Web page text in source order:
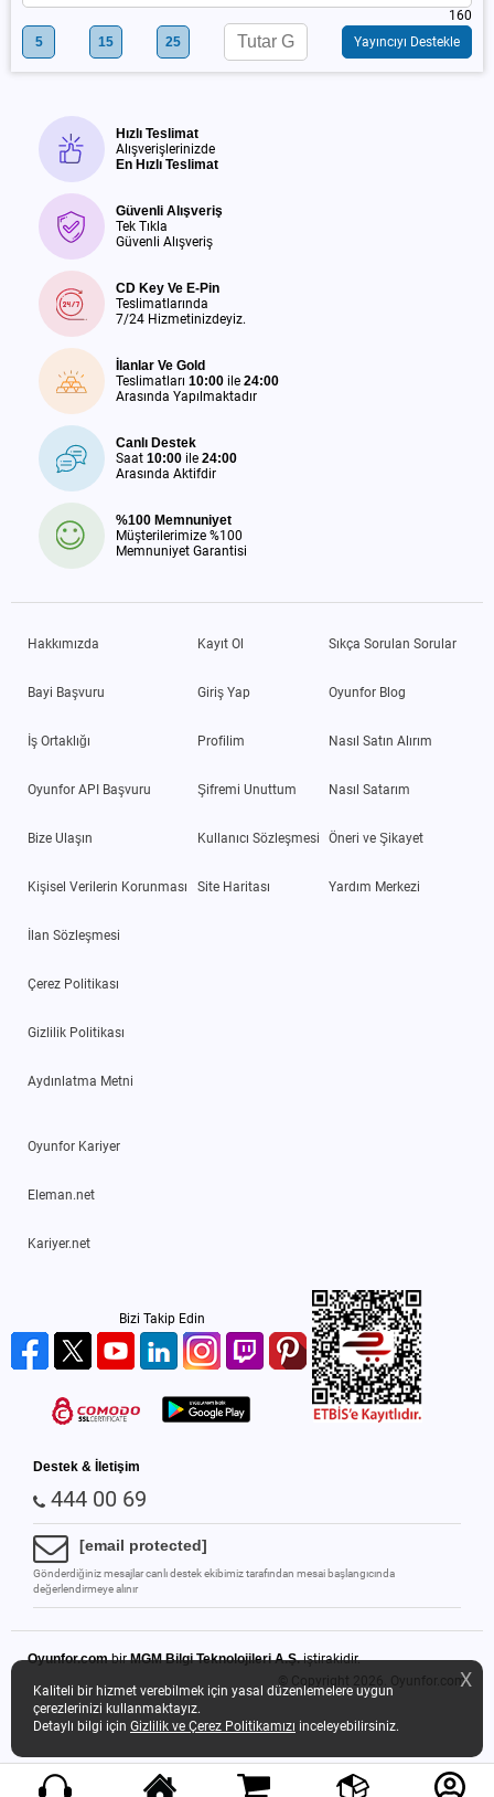
X
Kaliteli bir hizmet verebilmek için yasal düzenlemelere uygun
çerezlerinizi kullanmaktayız.
Detaylı bilgi için Gizlilik ve Çerez Politikamızı inceleyebilirsiniz.
160
5
15 25 Yayıncıyı Destekle
Hızlı Teslimat
Alışverişlerinizde
En Hızlı Teslimat
Güvenli Alışveriş
Tek Tıkla
Güvenli Alışveriş
CD Key Ve E-Pin
Teslimatlarında
7/24 Hizmetinizdeyiz.
İlanlar Ve Gold
Teslimatları 10:00 ile 24:00
Arasında Yapılmaktadır
Canlı Destek
Saat 10:00 ile 24:00
Arasında Aktifdir
%100 Memnuniyet
Müşterilerimize %100
Memnuniyet Garantisi
Hakkımızda
Bayi Başvuru
İş Ortaklığı
Oyunfor API Başvuru
Bize Ulaşın
Kişisel Verilerin Korunması
İlan Sözleşmesi
Çerez Politikası
Gizlilik Politikası
Aydınlatma Metni
Kayıt Ol
Giriş Yap
Profilim
Şifremi Unuttum
Kullanıcı Sözleşmesi
Site Haritası
Sıkça Sorulan Sorular
Oyunfor Blog
Nasıl Satın Alırım
Nasıl Satarım
Öneri ve Şikayet
Yardım Merkezi
Oyunfor Kariyer
Eleman.net
Kariyer.net
Bizi Takip Edin
Destek & İletişim
444 00 69
[email protected]
Gönderdiğiniz mesajlar canlı destek ekibimiz tarafından mesai başlangıcında
değerlendirmeye alınır
Oyunfor.combirMGM Bilgi Teknolojileri A.Ş.iştirakidir.
© Copyright 2026.
Oyunfor.com